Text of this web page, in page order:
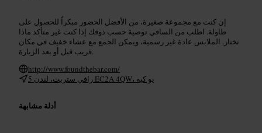
إن كنت مع مجموعة صغيرة، من الأفضل الحضور مبكراً للحصول على
طاولة. اطلب من الساقي توصية حسب ذوقك إذا كنت غير متأكد ماذا
تختار. الملابس عادة غير رسمية، ويمكن الجمع مع عشاء خفيف في مكان
قريب قبل أو بعد الزيارة.
http://www.foundthebar.com/
5 رافي ستريت، لندن EC2A 4QW، يو كيه
أدلة مشابهة